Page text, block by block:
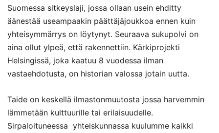
Suomessa sitkeyslaji, jossa ollaan usein ehditty
äänestää useampaakin päättäjäjoukkoa ennen kuin
yhteisymmärrys on löytynyt. Seuraava sukupolvi on
aina ollut ylpeä, että rakennettiin. Kärkiprojekti
Helsingissä, joka kaatuu 8 vuodessa ilman
vastaehdotusta, on historian valossa jotain uutta.
Taide on keskellä ilmastonmuutosta jossa harvemmin
lämmetään kulttuurille tai erilaisuudelle.
Sirpaloituneessa yhteiskunnassa kuulumme kaikki